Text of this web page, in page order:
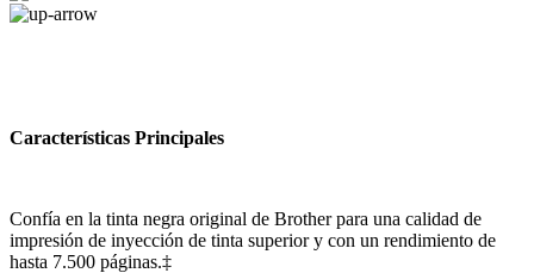
Características Principales
Confía en la tinta negra original de Brother para una calidad de
impresión de inyección de tinta superior y con un rendimiento de
hasta 7.500 páginas.‡